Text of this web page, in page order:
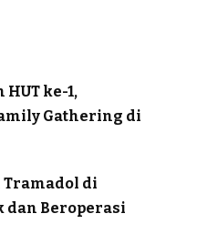
ke-1,
Gathering di
di
dan Beroperasi